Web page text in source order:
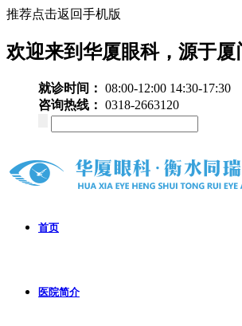
推荐点击返回手机版
欢迎来到华厦眼科，源于厦
就诊时间： 08:00-12:00 14:30-17:30
咨询热线： 0318-2663120
首页
医院简介